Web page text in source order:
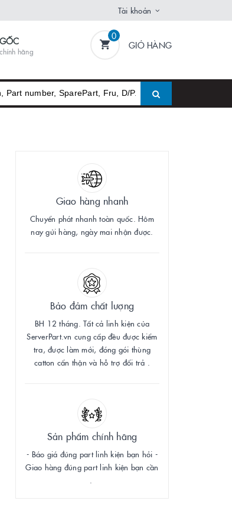
Tài khoản
hãng
0
GIỎ HÀNG
Giao hàng nhanh
Chuyển phát nhanh toàn quốc. Hôm
nay gửi hàng, ngày mai nhận được.
Bảo đảm chất lượng
BH 12 tháng. Tất cả linh kiện của
ServerPart.vn cung cấp đều được kiểm
tra, được làm mới, đóng gói thùng
catton cẩn thận và hỗ trợ đổi trả .
Sản phẩm chính hãng
- Báo giá đúng part linh kiện bạn hỏi -
Giao hàng đúng part linh kiện bạn cần